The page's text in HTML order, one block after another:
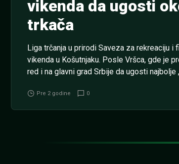
vikenda da ugosti
trkača
Liga trčanja u prirodi Saveza za rekreaciju
vikenda u Košutnjaku. Posle Vršca, gde je
red i na glavni grad Srbije da ugosti najbolje
počinje u 18:30. U...
Pre 2 godine 0